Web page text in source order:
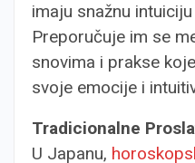
imaju snažnu
Preporučuje im se
snovima i prakse
svoje emocije i
Tradicionalne
U Japanu,